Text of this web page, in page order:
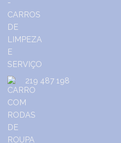
219 487 198